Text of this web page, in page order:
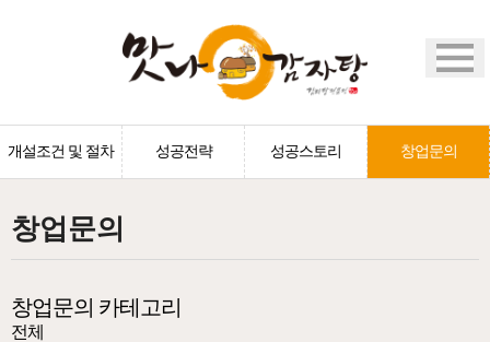
개설조건 및 절차 성공전략 성공스토리 창업문의
창업문의
창업문의 카테고리
전체